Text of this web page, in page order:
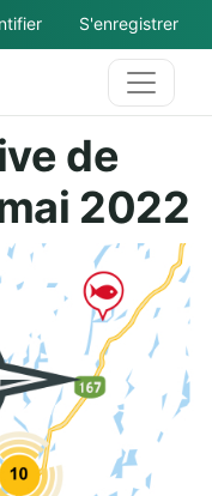
S'enregistrer
de
2022